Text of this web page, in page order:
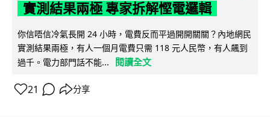
實測結果兩極 專家拆解慳電邏輯
你信唔信冷氣長開 24 小時，電費反而平過開開關關？內地網民
實測結果兩極，有人一個月電費只需 118 元人民幣，有人飆到
過千。電力部門話不能...
閱讀全文
21 分享